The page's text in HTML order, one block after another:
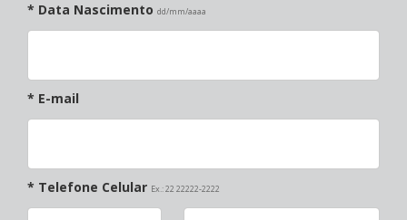
* Data Nascimento dd/mm/aaaa
* E-mail
* Telefone Celular Ex.: 22 22222-2222